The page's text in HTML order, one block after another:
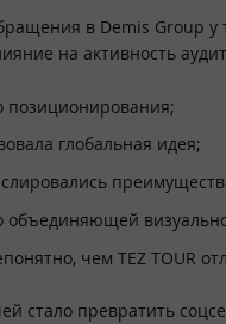
в Demis Group у
на активность
позиционирования;
глобальная идея;
объединяющей
чем TEZ TOUR
стало превратить